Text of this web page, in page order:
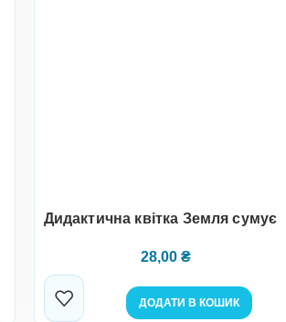
Дидактична квітка Земля сумує
28,00 ₴
ДОДАТИ В КОШИК